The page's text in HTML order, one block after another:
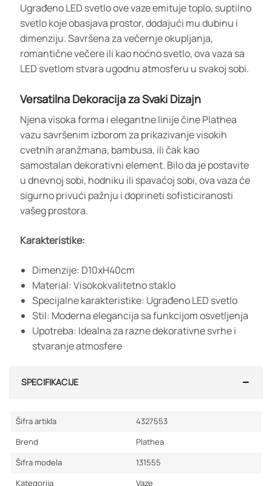
Ugrađeno LED svetlo ove vaze emituje toplo, suptilno
svetlo koje obasjava prostor, dodajući mu dubinu i
dimenziju. Savršena za večernje okupljanja,
romantične večere ili kao noćno svetlo, ova vaza sa
LED svetlom stvara ugodnu atmosferu u svakoj sobi.
Versatilna Dekoracija za Svaki Dizajn
Njena visoka forma i elegantne linije čine Plathea
vazu savršenim izborom za prikazivanje visokih
cvetnih aranžmana, bambusa, ili čak kao
samostalan dekorativni element. Bilo da je postavite
u dnevnoj sobi, hodniku ili spavaćoj sobi, ova vaza će
sigurno privući pažnju i doprineti sofisticiranosti
vašeg prostora.
Karakteristike:
Dimenzije: D10xH40cm
Material: Visokokvalitetno staklo
Specijalne karakteristike: Ugrađeno LED svetlo
Stil: Moderna elegancija sa funkcijom osvetljenja
Upotreba: Idealna za razne dekorativne svrhe i
stvaranje atmosfere
SPECIFIKACIJE
Šifra artikla
4327553
Brend
Plathea
Šifra modela
131555
Kategorija
Vaze